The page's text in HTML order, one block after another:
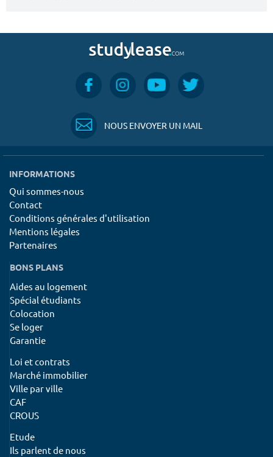
NOUS ENVOYER UN MAIL
INFORMATIONS
Qui sommes-nous
Contact
Conditions générales d'utilisation
Mentions légales
Partenaires
BONS PLANS
Aides au logement
Spécial étudiants
Colocation
Se loger
Garantie
Loi et contrats
Marché immobilier
Ville par ville
CAF
CROUS
Etude
Ils parlent de nous